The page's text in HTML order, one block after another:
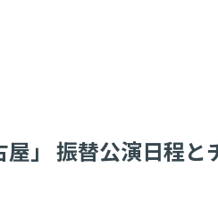
」 振替公演日程